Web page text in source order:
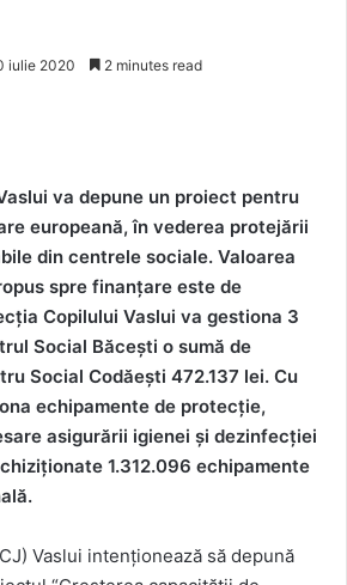
iulie 2020 2 minutes read
va depune un proiect pentru
europeană, în vederea protejării
din centrele sociale. Valoarea
spre finanțare este de
Copilului Vaslui va gestiona 3
Social Băcești o sumă de
Social Codăești 472.137 lei. Cu
echipamente de protecție,
asigurării igienei și dezinfecției
1.312.096 echipamente
Vaslui intenționează să depună